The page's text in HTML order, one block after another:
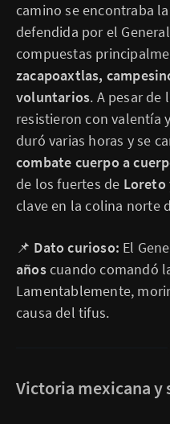
camino se encontraba
defendida por el
compuestas
zacapoaxtlas,
voluntarios. A pesar de
resistieron con valentía
duró varias horas y se
combate cuerpo a
de los fuertes de Loreto
clave en la colina norte
📌 Dato curioso: El
añoscuando comandó
Lamentablemente,
causa del tifus.
Victoria mexicana y